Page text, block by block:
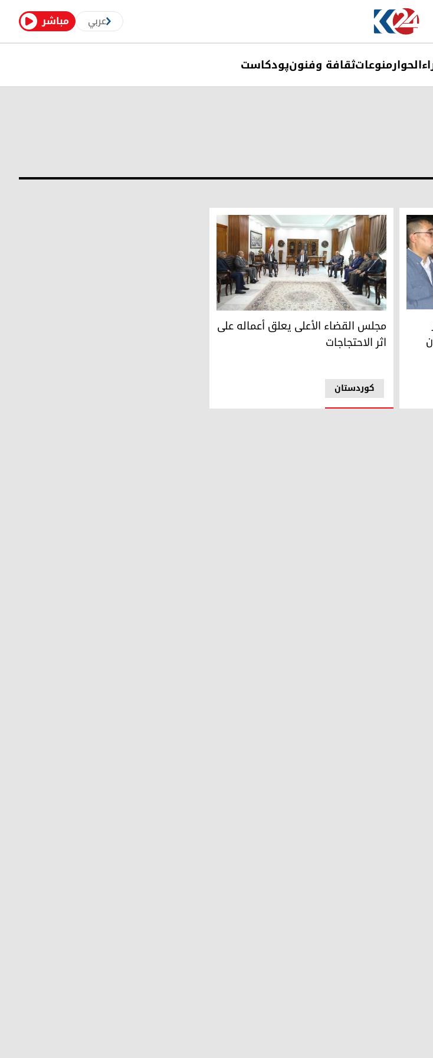
مباشر عربي
الحوارمنوعاتثقافة وفنونپودکاست
"عدم المهنية"
بوعوده أهالي كفري ينهون اعتصامهم
مجلس القضاء الأعلى يعلق أعماله على اثر الاحتجاجات
کوردستان
مجلس القضاء الأعلى يعلق أعماله على
اثر الاحتجاجات